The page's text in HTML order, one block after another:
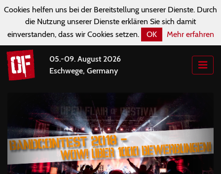
Cookies helfen uns bei der Bereitstellung unserer Dienste. Durch
die Nutzung unserer Dienste erklären Sie sich damit
einverstanden, dass wir Cookies setzen.
OK Mehr erfahren
05.-09. August 2026
Eschwege, Germany